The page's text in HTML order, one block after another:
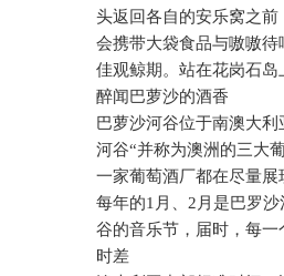
头返回各自的安乐窝之
会携带大袋食品与嗷嗷
佳观鲸期。站在花岗石岛
醉闻巴萝沙的酒香
巴萝沙河谷位于南澳大
河谷“并称为澳洲的三大
一家葡萄酒厂都在尽量展
每年的1 月、 2 月是巴罗
谷的音乐节，届时，每一
时差